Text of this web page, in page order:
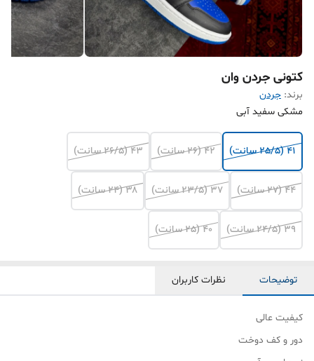
کتونی جردن وان
برند: جردن
مشکی سفید آبی
۴۱ (25/5 سانت) ۴۲ (26 سانت) ۴۳ (26/5 سانت)
۴۴ (27 سانت) ۳۷ (23/5 سانت) ۳۸ (24 سانت)
۳۹ (24/5 سانت) ۴۰ (25 سانت)
توضیحات نظرات کاربران
کیفیت عالی
دور و کف دوخت